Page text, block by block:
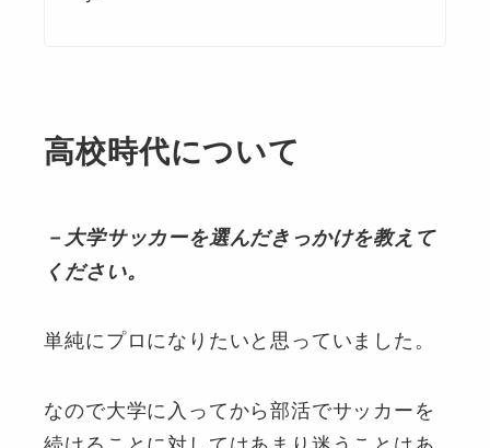
高校時代について
－大学サッカーを選んだきっかけを教えて
ください。
単純にプロになりたいと思っていました。
なので大学に入ってから部活でサッカーを